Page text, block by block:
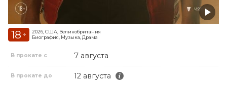
18 +
2026, США, Великобритания
Биография, Музыка, Драма
В прокате с 7 августа
В прокате до 12 августа